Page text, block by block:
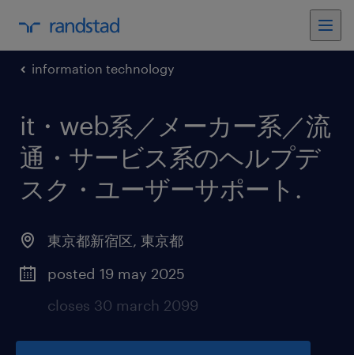
information technology
it・web系／メーカー系／流
通・サービス系のヘルプデ
スク・ユーザーサポート .
東京都新宿区, 東京都
posted 19 may 2025
closes 30 march 2099